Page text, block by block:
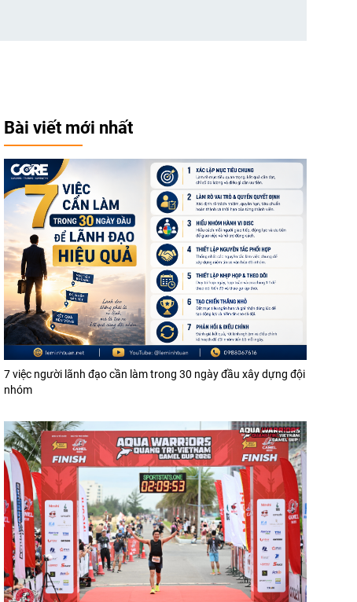
Bài viết mới nhất
7 việc người lãnh đạo cần làm trong 30 ngày đầu xây dựng đội
nhóm